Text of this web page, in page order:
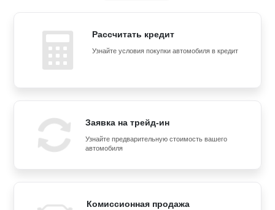
Рассчитать кредит
Узнайте условия покупки автомобиля в кредит
Заявка на трейд-ин
Узнайте предварительную стоимость вашего
автомобиля
Комиссионная продажа